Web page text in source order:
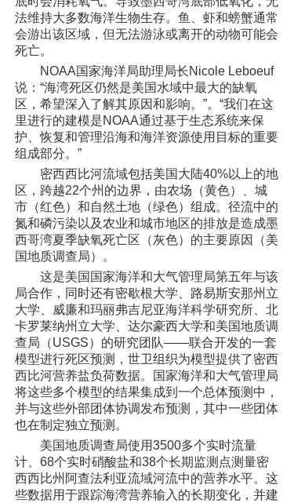
法维持大多数海洋生物生存。鱼、虾和螃蟹通常
会游出该区域，但无法游泳或离开的动物可能会
死亡。
NOAA国家海洋局助理局长Nicole Leboeuf
说：“海湾死区仍然是美国水域中最大的缺氧
区，希望深入了解其原因和影响。”。“我们在这
里进行的建模是NOAA通过基于生态系统来保
护、恢复和管理沿海和海洋资源使用目标的重要
组成部分。”
密西西比河流域包括美国大陆40%以上的地
区，跨越22个州的边界，由农场（黄色）、城
市（红色）和自然土地（绿色）组成。径流中的
氮和磷污染以及农业和城市地区的排放是造成墨
西哥湾夏季缺氧死亡区（灰色）的主要原因（美
国地质调查局）。
这是美国国家海洋和大气管理局第五年与该
局合作，同时还有密歇根大学、路易斯安那州立
大学、威廉和玛丽弗吉尼亚海洋科学研究所、北
卡罗莱纳州立大学、达尔豪西大学和美国地质调
查局（USGS）的研究团队——联合开发的一套
模型进行死区预测，世卫组织为模型提供了密西
西比河营养盐负荷数据。国家海洋和大气管理局
将这些多个模型的结果集成到一个总体预测中，
并与这些外部团体协调发布预测，其中一些团体
也在制定独立预测。
美国地质调查局使用3500多个实时流量
计、68个实时硝酸盐和38个长期监测点测量密
西西比州阿查法利亚流域河流中的营养水平。这
些数据用于跟踪海湾营养输入的长期变化，并建